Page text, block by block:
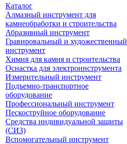
Каталог
Алмазный инструмент для
камнеобработки и строительства
Абразивный инструмент
Гравировальный и художественный
инструмент
Химия для камня и строительства
Оснастка для электроинструмента
Измерительный инструмент
Подъемно-транспортное
оборудование
Профессиональный инструмент
Пескоструйное оборудование
Средства индивидуальной защиты
(СИЗ)
Вспомогательный инструмент